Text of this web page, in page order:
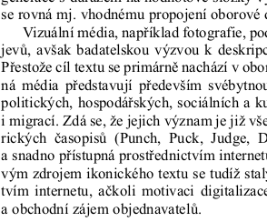
se rovná mj. vhodnému propojení
Vizuální média, například fotografie,
jevů, avšak badatelskou výzvou k
Přestože cíl textu se primárně nachází v
ná  média  představují  především
politických, hospodářských, sociálních a
i migrací. Zdá se, že jejich význam je již
rických  časopisů  (Punch,  Puck,  Judge,
a snadno přístupná prostřednictvím
vým zdrojem ikonického textu se tudíž
tvím internetu, ačkoli motivaci
a obchodní zájem objednavatelů.